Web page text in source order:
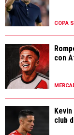
COPA
con
club